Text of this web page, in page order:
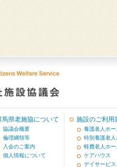
馬県老施協について
協議会概要
倫理綱領等
入会のご案内
個人情報について
施設のご利用
養護老人ホー
特別養護老人
軽費老人ホー
ケアハウス
デイサービス